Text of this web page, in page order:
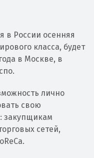
в России осенняя
класса, будет
в Москве, в
лично
свою
закупщикам
сетей,